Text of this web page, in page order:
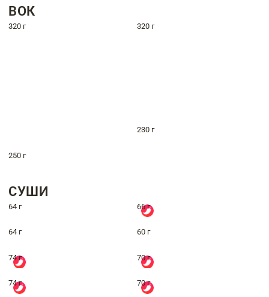
ВОК
320 г 320 г
230 г
250 г
СУШИ
64 г 66 г
64 г 60 г
74 г 70 г
74 г 70 г